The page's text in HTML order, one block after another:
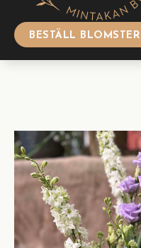
BESTÄLL BLOMSTER